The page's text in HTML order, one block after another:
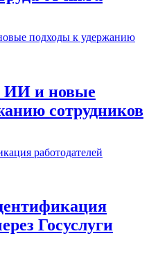
ИИ и новые
сотрудников
Госуслуги